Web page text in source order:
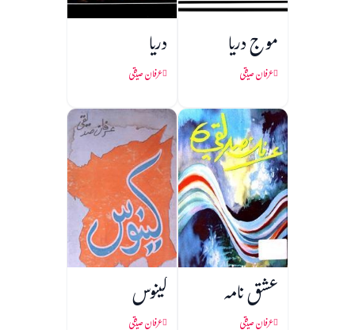
موج دریا
عرفان صدیقی
دریا
عرفان صدیقی
عشق نامہ
عرفان صدیقی
کینوس
عرفان صدیقی